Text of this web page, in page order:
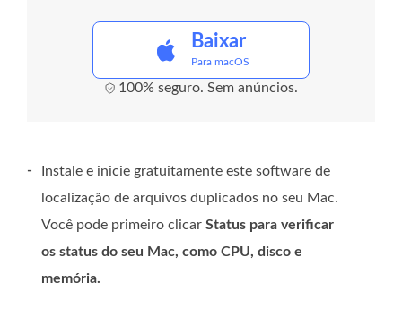
Baixar
Para macOS
100% seguro. Sem anúncios.
-
Instale e inicie gratuitamente este software de
localização de arquivos duplicados no seu Mac.
Você pode primeiro clicar Status para verificar
os status do seu Mac, como CPU, disco e
memória.